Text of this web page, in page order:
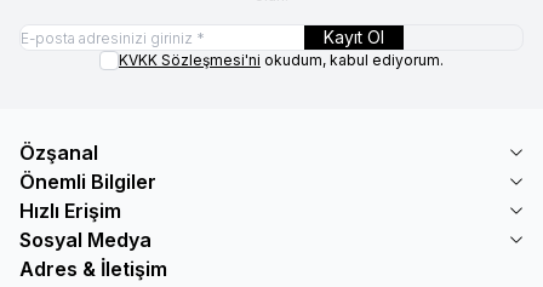
Kayıt Ol
KVKK Sözleşmesi'ni okudum, kabul ediyorum.
Özşanal
Önemli Bilgiler
Hızlı Erişim
Sosyal Medya
Adres & İletişim